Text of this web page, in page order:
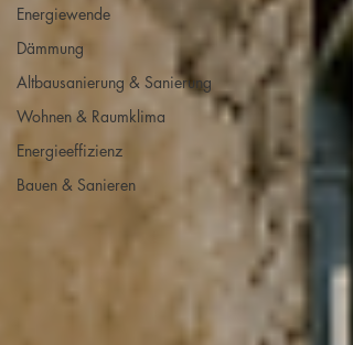
Energiewende
Dämmung
Altbausanierung & Sanierung
Wohnen & Raumklima
Energieeffizienz
Bauen & Sanieren